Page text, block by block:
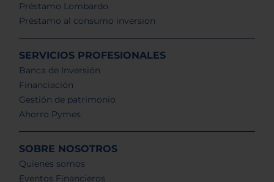
Préstamo Lombardo
Préstamo al consumo inversion
SERVICIOS PROFESIONALES
Banca de Inversión
Financiación
Gestión de patrimonio
Ahorro Pymes
SOBRE NOSOTROS
Quienes somos
Eventos Financieros